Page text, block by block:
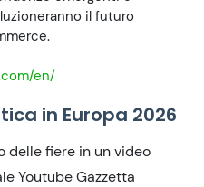
il futuro
en/
in Europa 2026
delle fiere in un video
Youtube Gazzetta